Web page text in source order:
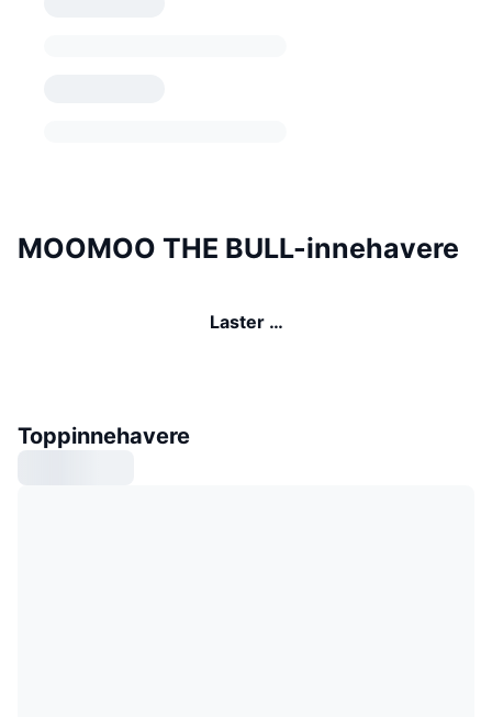
MOOMOO THE BULL-innehavere
Laster …
Toppinnehavere